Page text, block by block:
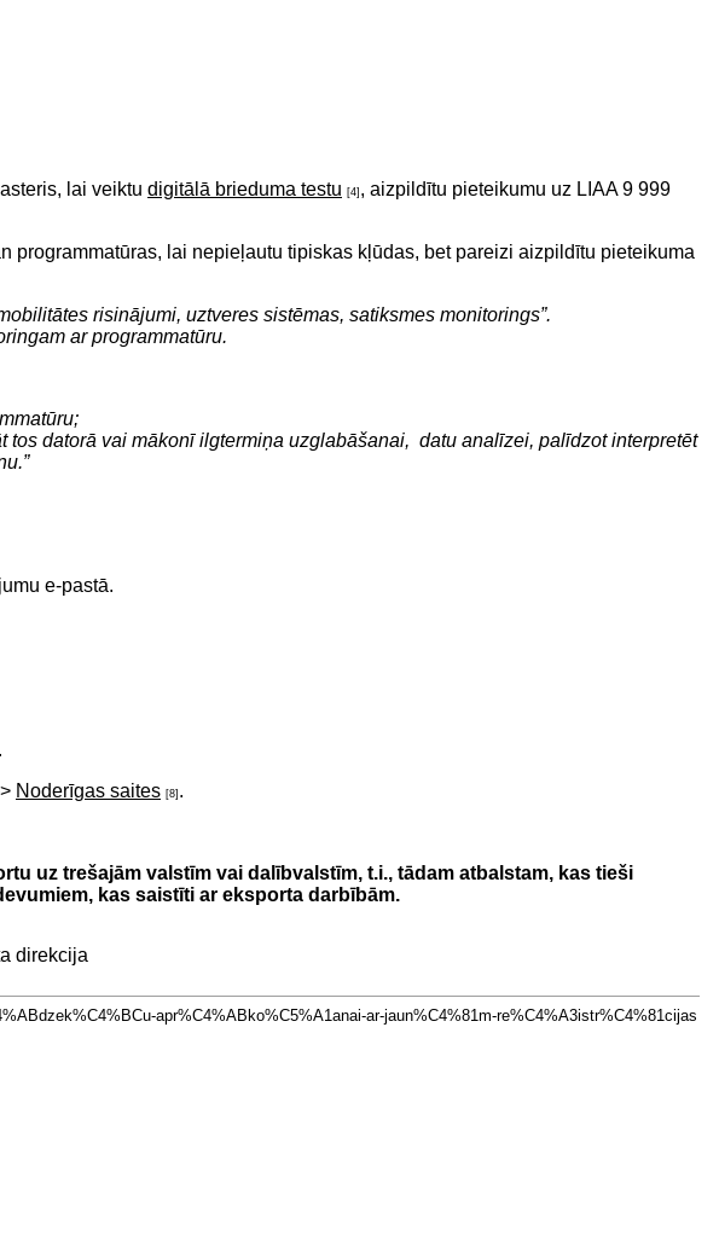
lai veiktu digitālā brieduma testu [4] , aizpildītu pieteikumu uz LIAA 9 999
lai nepieļautu tipiskas kļūdas, bet pareizi aizpildītu pieteikuma
risinājumi, uztveres sistēmas, satiksmes monitorings”.
ar programmatūru.
datorā vai mākonī ilgtermiņa uzglabāšanai, datu analīzei, palīdzot interpretēt
e-pastā.
Noderīgas saites [8] .
uz trešajām valstīm vai dalībvalstīm, t.i., tādam atbalstam, kas tieši
kas saistīti ar eksporta darbībām.
direkcija
apr%C4%ABko%C5%A1anai-ar-jaun%C4%81m-re%C4%A3istr%C4%81cijas